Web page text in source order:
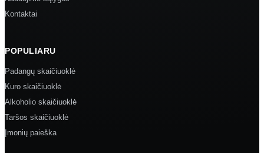
Kontaktai
POPULIARU
Padangų skaičiuoklė
Kuro skaičiuoklė
Alkoholio skaičiuoklė
Taršos skaičiuoklė
Įmonių paieška